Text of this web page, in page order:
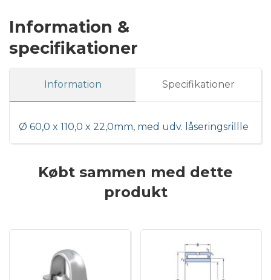
Information &
specifikationer
Information Specifikationer
Ø 60,0 x 110,0 x 22,0mm, med udv. låseringsrillle
Købt sammen med dette
produkt